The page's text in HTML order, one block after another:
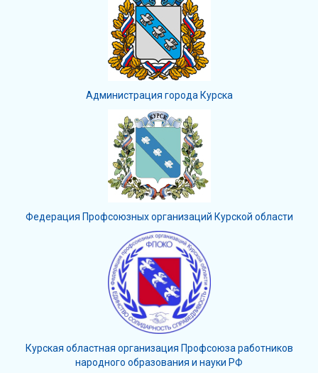
Администрация города Курска
Федерация Профсоюзных организаций Курской области
Курская областная организация Профсоюза работников
народного образования и науки РФ